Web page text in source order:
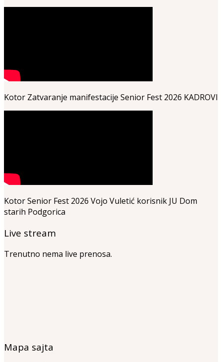
Kotor Zatvaranje manifestacije Senior Fest 2026 KADROVI
Kotor Senior Fest 2026 Vojo Vuletić korisnik JU Dom
starih Podgorica
Live stream
Trenutno nema live prenosa.
Mapa sajta